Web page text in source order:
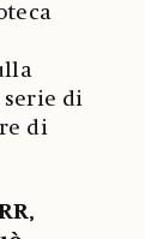
serie di
di